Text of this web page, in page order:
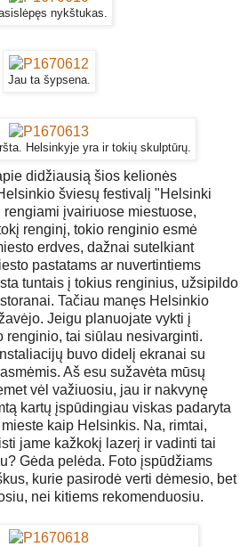
nykštukas.
Jau ta šypsena.
Helsinkyje yra ir tokių skulptūrų.
didžiausią šios kelionės
šviesų festivalį "Helsinki
įvairiuose miestuose,
renginį, tokio renginio esmė
erdves, dažnai sutelkiant
pastatams ar nuvertintiems
tuntais į tokius renginius, užsipildo
Tačiau manęs Helsinkio
Jeigu planuojate vykti į
renginio, tai siūlau nesivarginti.
buvo didelį ekranai su
Aš esu sužavėta mūsų
vėl važiuosiu, jau ir nakvynę
kartų įspūdingiau viskas padaryta
kaip Helsinkis. Na, rimtai,
jame kažkokį lazerį ir vadinti tai
Gėda pelėda. Foto įspūdžiams
kurie pasirodė verti dėmesio, bet
nei kitiems rekomenduosiu.